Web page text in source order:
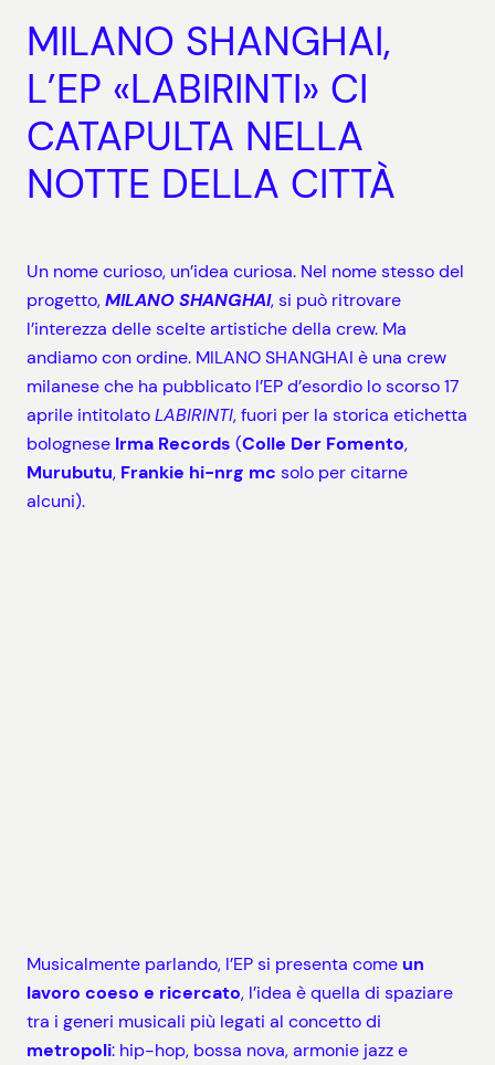
MILANO SHANGHAI,
L’EP «LABIRINTI» CI
CATAPULTA NELLA
NOTTE DELLA CITTÀ
Un nome curioso, un’idea curiosa. Nel nome stesso del
progetto,MILANO SHANGHAI, si può ritrovare
l’interezza delle scelte artistiche della crew. Ma
andiamo con ordine. MILANO SHANGHAI è una crew
milanese che ha pubblicato l’EP d’esordio lo scorso 17
aprile intitolatoLABIRINTI, fuori per la storica etichetta
bolognese Irma Records (Colle Der Fomento,
Murubutu, Frankie hi-nrg mc solo per citarne
alcuni).
Musicalmente parlando, l’EP si presenta come un
lavoro coeso e ricercato, l’idea è quella di spaziare
tra i generi musicali più legati al concetto di
metropoli: hip-hop, bossa nova, armonie jazz e